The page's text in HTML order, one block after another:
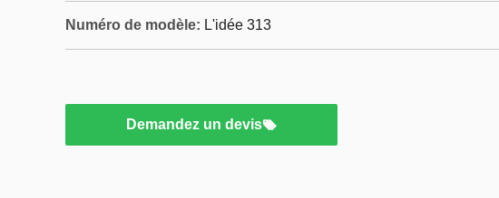
Numéro de modèle: L'idée 313
Demandez un devis